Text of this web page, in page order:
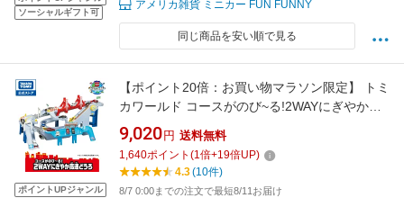
ソーシャルギフト可
アメリカ雑貨 ミニカー FUN FUNNY
同じ商品を安い順で見る
ポイントUPジャンル
【ポイント20倍：お買い物マラソン限定】 トミ
カワールド コースがのび~る!2WAYにぎやか高
速どうろ | タカラトミー トミカ tomica トミカ
高速道路 高速道路 高速どうろ 高速 道路 コース
セット トミカタウン おもちゃ こども 子供 ミニ
カー 車 くるま 乗り物 ギフト
9,020 円 送料無料
1,640ポイント (1倍+19倍UP)
4.3(10件)
8/7 0:00までの注文で最短8/11お届け